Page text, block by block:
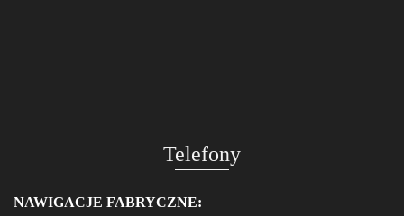
Telefony
NAWIGACJE FABRYCZNE: